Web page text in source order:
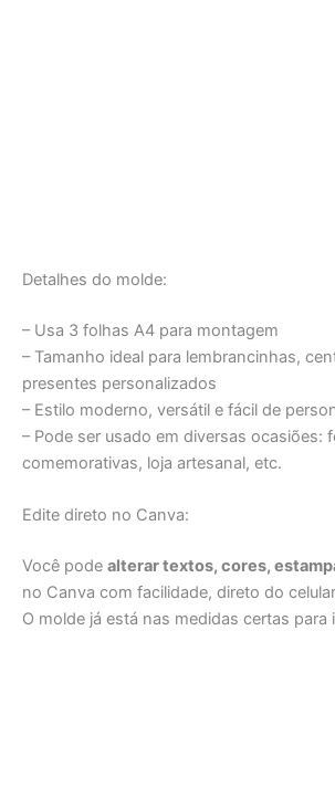
Detalhes do molde:
– Usa 3 folhas A4 para montagem
– Tamanho ideal para lembrancinhas,
presentes personalizados
– Estilo moderno, versátil e fácil de
– Pode ser usado em diversas ocasiões:
comemorativas, loja artesanal, etc.
Edite direto no Canva:
Você pode alterar textos, cores,
no Canva com facilidade, direto do
O molde já está nas medidas certas para